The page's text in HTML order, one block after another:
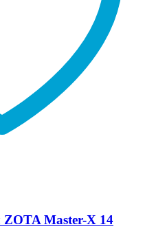
ZOTA Master-Х 14